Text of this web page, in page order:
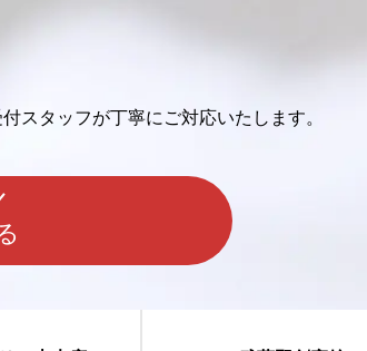
付スタッフが丁寧にご対応いたします。